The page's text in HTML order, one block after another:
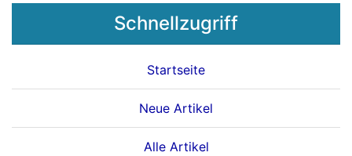
Schnellzugriff
Startseite
Neue Artikel
Alle Artikel